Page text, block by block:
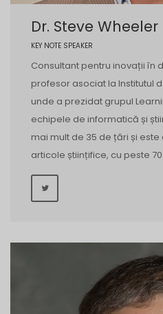
Dr. Steve Wheeler
KEY NOTE SPEAKER
Consultant pentru inovații în
profesor asociat la Institutul
unde a prezidat grupul
echipele de informatică și
mai mult de 35 de țări și este
articole științifice, cu peste